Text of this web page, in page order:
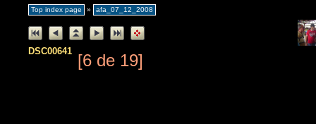
Top index page » afa_07_12_2008
DSC00641 [6 de 19]